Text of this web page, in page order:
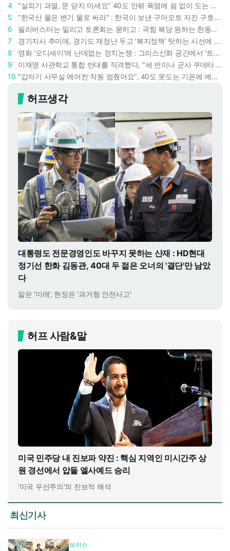
4
"실외기 과열, 문 닫지 마세요" 40도 안팎 폭염에 쉼 없이 도는 에어컨 : 화재 위험 경고등!
5
"한국산 물은 변기 물로 써라" : 한국이 보낸 구마모토 지진 구호품에 한 일본인의 '어처구니 없는' 반응
6
필리버스터는 밀리고 토론회는 묻히고 : 국힘 복당 원하는 한동훈, '검사 정치'의 한계만 드러내나
7
경기지사 추미애, 경기도 재정난 두고 '복지정책' 탓하는 시선에 정면 반박 : "고령자와 아이 인구 급증"
8
영화 '오디세이'에 난데없는 정치논쟁 : 그리스신화 공간에서 '트럼프 전쟁의 참혹함'이 보인다
9
이재명 사관학교 통합 반대를 직격했다, "세 번이나 군사 쿠데타 했는데 압도적 지위"
10
"갑자기 사무실 에어컨 작동 멈췄어요", 40도 웃도는 기온에 에어컨도 숨이 찬다
허프생각
대통령도 전문경영인도 바꾸지 못하는 산재 : HD현대
정기선 한화 김동관, 40대 두 젊은 오너의 '결단'만 남았
다
말은 '미래', 현장은 '과거형 안전사고'
허프 사람&말
미국 민주당 내 진보파 약진 : 핵심 지역인 미시간주 상
원 경선에서 압둘 엘사예드 승리
'미국 우선주의'의 진보적 해석
최신기사
보이스